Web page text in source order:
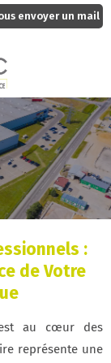
envoyer un mail
:
de Votre
au cœur des
représente une